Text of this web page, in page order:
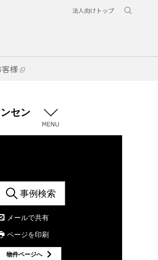
法人向けトップ
様
セン
事例検索
メールで共有
ページを印刷
物件ページへ